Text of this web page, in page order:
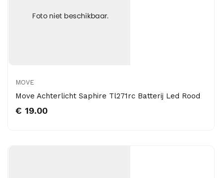
MOVE
Move Achterlicht Saphire Tl271rc Batterij Led Rood
€ 19.00